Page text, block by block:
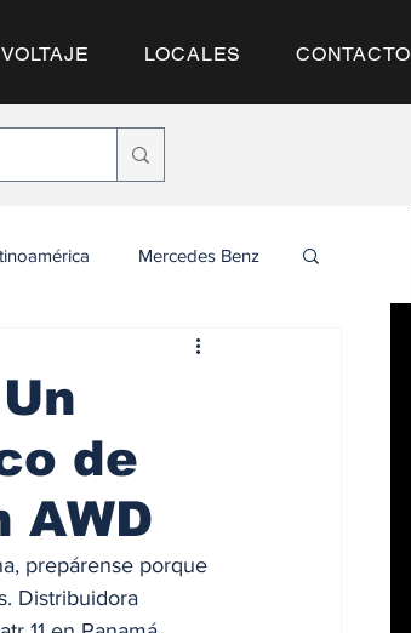
VOLTAJE LOCALES CONTACTO
Mercedes Benz
de
AWD
prepárense porque
Distribuidora